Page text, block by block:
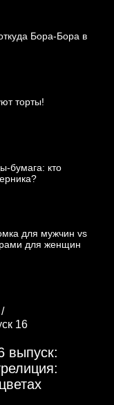
Бора-Бора в
торты!
бумага: кто
для мужчин vs
для женщин
16
выпуск: